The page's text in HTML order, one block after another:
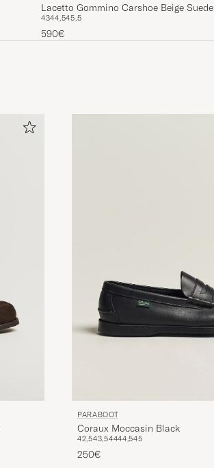
Lacetto Gommino Carshoe Beige Suede
4344,545,5
590€
PARABOOT
Coraux Moccasin Black
42,543,54444,545
250€